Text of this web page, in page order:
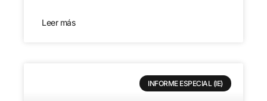
Leer más
INFORME ESPECIAL (IE)